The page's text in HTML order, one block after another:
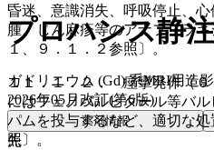
昏迷、意識消失、呼吸停止、
腫、じん麻疹等のアナフィラ
１、９．１．２参照〕。
１１．１．２． 痙攣発作（０
にはフェノバルビタール等バ
パムを投与するなど、適切な
照〕。
プロハンス静
ガドリニウム (Gd) 系MRI用造
2026年05月改訂(第6版)
薬剤情報
先